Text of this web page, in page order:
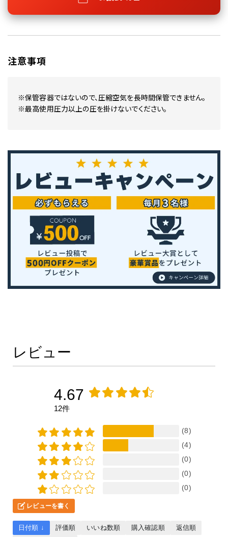
注意事項
※保管容器ではないので、圧縮空気を長時間保管できません。
※最高使用圧力以上の圧を掛けないでください。
レビュー
4.67
12件
(8)
(4)
(0)
(0)
(0)
レビューを書く
日付順 ↓ 評価順 いいね数順 購入確認順
返信順